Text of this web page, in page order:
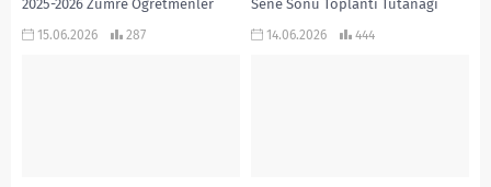
2025-2026 Zümre Öğretmenler
Kurulu II. Dönem İlerleme ve
15.06.2026 287
Sene Sonu Toplantı Tutanağı
2025-2026 OKUL ZÜMRE
14.06.2026 444